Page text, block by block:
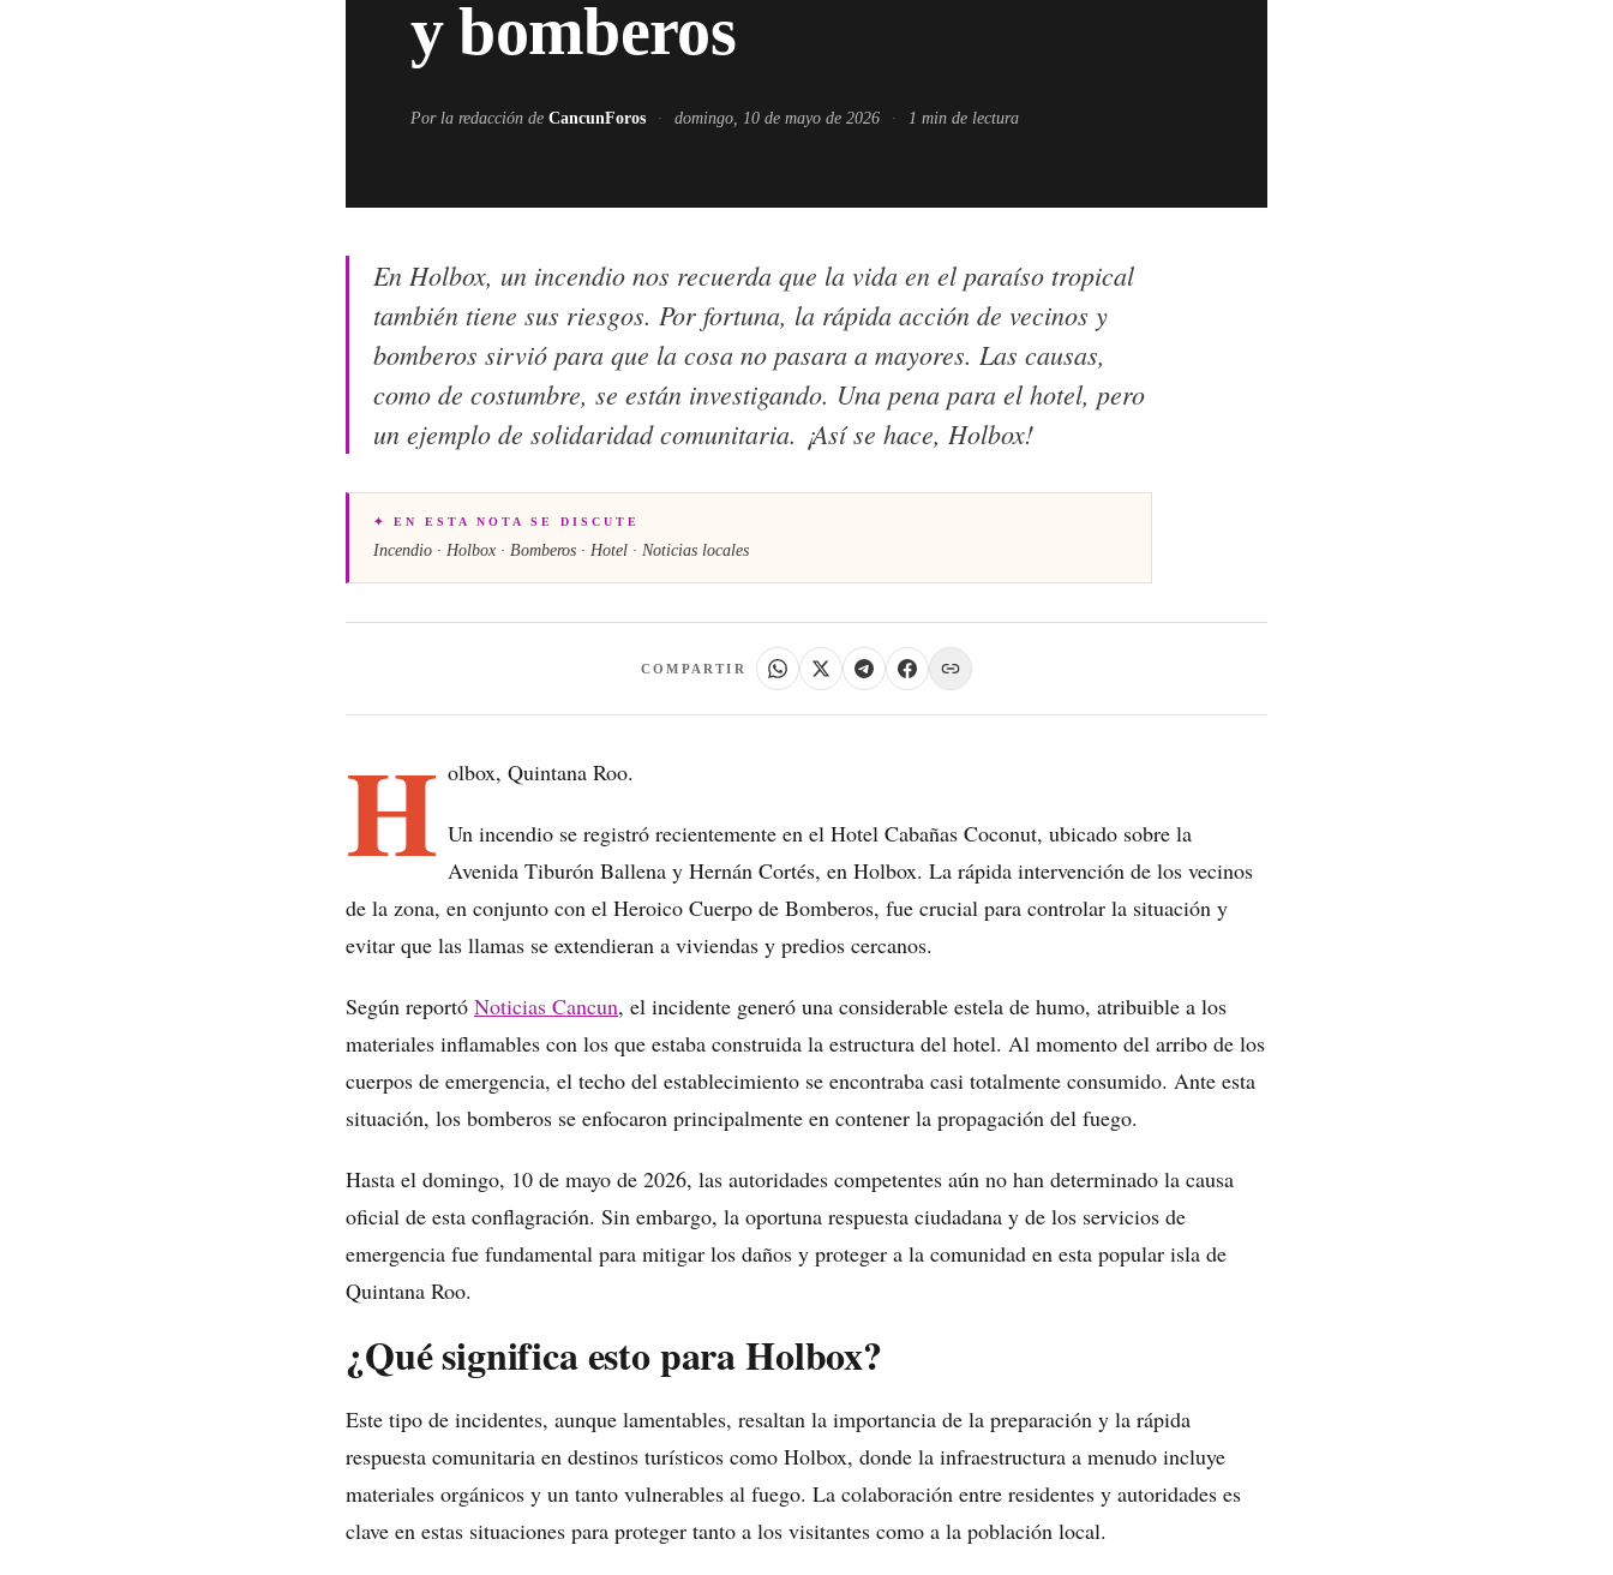
y bomberos
Por la redacción de CancunForos · domingo, 10 de mayo de 2026 · 1 min de lectura
En Holbox, un incendio nos recuerda que la vida en el paraíso tropical
también tiene sus riesgos. Por fortuna, la rápida acción de vecinos y
bomberos sirvió para que la cosa no pasara a mayores. Las causas,
como de costumbre, se están investigando. Una pena para el hotel, pero
un ejemplo de solidaridad comunitaria. ¡Así se hace, Holbox!
✦ EN ESTA NOTA SE DISCUTE
Incendio · Holbox · Bomberos · Hotel · Noticias locales
COMPARTIR
H olbox, Quintana Roo.
Un incendio se registró recientemente en el Hotel Cabañas Coconut, ubicado sobre la
Avenida Tiburón Ballena y Hernán Cortés, en Holbox. La rápida intervención de los vecinos
de la zona, en conjunto con el Heroico Cuerpo de Bomberos, fue crucial para controlar la situación y
evitar que las llamas se extendieran a viviendas y predios cercanos.
Según reportó Noticias Cancun, el incidente generó una considerable estela de humo, atribuible a los
materiales inflamables con los que estaba construida la estructura del hotel. Al momento del arribo de los
cuerpos de emergencia, el techo del establecimiento se encontraba casi totalmente consumido. Ante esta
situación, los bomberos se enfocaron principalmente en contener la propagación del fuego.
Hasta el domingo, 10 de mayo de 2026, las autoridades competentes aún no han determinado la causa
oficial de esta conflagración. Sin embargo, la oportuna respuesta ciudadana y de los servicios de
emergencia fue fundamental para mitigar los daños y proteger a la comunidad en esta popular isla de
Quintana Roo.
¿Qué significa esto para Holbox?
Este tipo de incidentes, aunque lamentables, resaltan la importancia de la preparación y la rápida
respuesta comunitaria en destinos turísticos como Holbox, donde la infraestructura a menudo incluye
materiales orgánicos y un tanto vulnerables al fuego. La colaboración entre residentes y autoridades es
clave en estas situaciones para proteger tanto a los visitantes como a la población local.